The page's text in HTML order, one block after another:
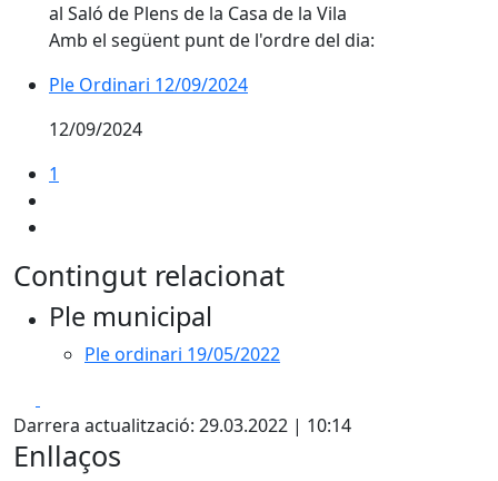
al Saló de Plens de la Casa de la Vila
Amb el següent punt de l'ordre del dia:
Ple Ordinari 12/09/2024
12/09/2024
1
Contingut relacionat
Ple municipal
Ple ordinari 19/05/2022
Darrera actualització: 29.03.2022 | 10:14
Enllaços